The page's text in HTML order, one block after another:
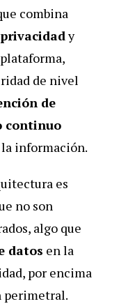
combina
privacidady
de nivel
de
continuo
información.
es
no son
algo que
datos en la
por encima
perimetral.